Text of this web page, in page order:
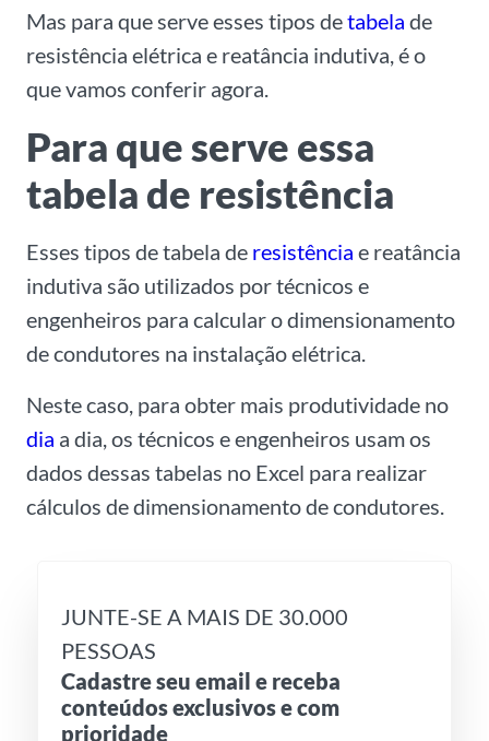
Mas para que serve esses tipos detabela de
resistência elétrica e reatância indutiva, é o
que vamos conferir agora.
Para que serve essa
tabela de resistência
Esses tipos de tabela de resistência e reatância
indutiva são utilizados por técnicos e
engenheiros para calcular o dimensionamento
de condutores na instalação elétrica.
Neste caso, para obter mais produtividade no
dia a dia, os técnicos e engenheiros usam os
dados dessas tabelas no Excel para realizar
cálculos de dimensionamento de condutores.
JUNTE-SE A MAIS DE 30.000
PESSOAS
Cadastre seu email e receba
conteúdos exclusivos e com
prioridade